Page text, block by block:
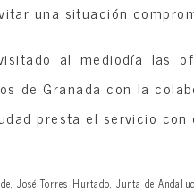
una situación
al mediodía las
de Granada con la
presta el servicio
,José Torres Hurtado, Junta de